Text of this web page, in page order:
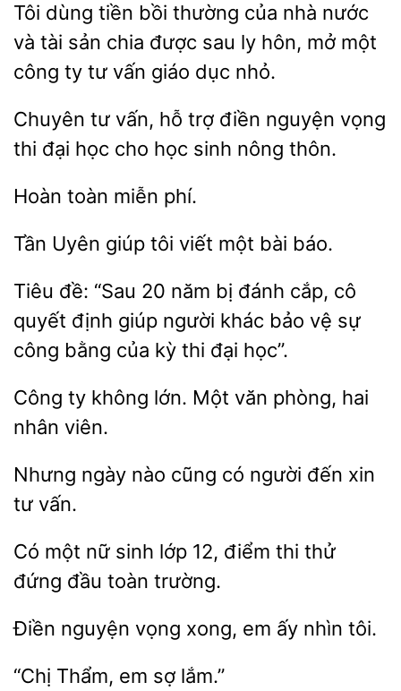
Tôi dùng tiền bồi thường
nhà nước
và tài sản chia được sau
hôn, mở một
công ty tư vấn giáo dục
Chuyên tư
hỗ trợ điền nguyện vọng
thi đại
cho học sinh thôn.
miễn
Tần giúp tôi một báo.
Tiêu đề:
20 năm bị đánh cắp, cô
quyết
giúp người khác bảo
sự
công bằng của kỳ thi đại học”.
Công ty không lớn. Một văn hai
Nhưng
cũng có người đến
tư vấn.
Có một nữ
lớp 12, điểm thi
đứng đầu
trường.
Điền nguyện vọng xong, em
Thẩm, sợ